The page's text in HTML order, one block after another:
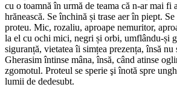
cu o toamnă în urmă de teama că n-ar mai fi
hrănească. Se închină și trase aer în piept.
proteu. Mic, rozaliu, aproape nemuritor,
la el cu ochi mici, negri și orbi, umflându-și
siguranță, vietatea îi simțea prezența, însă nu
Gherasim întinse mâna, însă, când atinse
zgomotul. Proteul se sperie şi înotă spre
lumii de dedesubt.